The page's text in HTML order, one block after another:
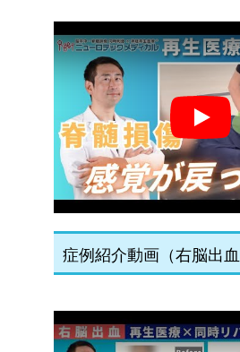
Play
症例紹介動画（右脳出血